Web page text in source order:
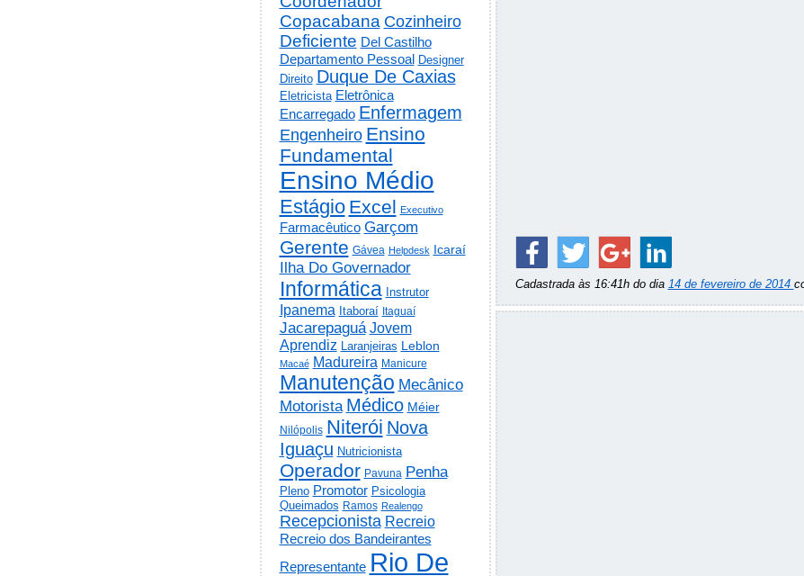
Cadastrada às 16:41h do dia 14 de fevereiro de 2014
Copacabana Cozinheiro
Deficiente Del Castilho
Departamento Pessoal Designer
Direito Duque De Caxias
Eletricista Eletrônica
Encarregado Enfermagem
Engenheiro Ensino
Fundamental
Ensino Médio
Estágio Excel Executivo
Farmacêutico Garçom
Gerente Gávea Helpdesk Icaraí
Ilha Do Governador
Informática Instrutor
Ipanema Itaboraí Itaguaí
Jacarepaguá Jovem
Aprendiz
Laranjeiras Leblon
Macaé Madureira Manicure
Manutenção Mecânico
Motorista Médico Méier
Nilópolis Niterói Nova
Iguaçu Nutricionista
Operador Pavuna Penha
Pleno Promotor Psicologia
Queimados Ramos Realengo
Recepcionista Recreio
Recreio dos Bandeirantes
Representante Rio De